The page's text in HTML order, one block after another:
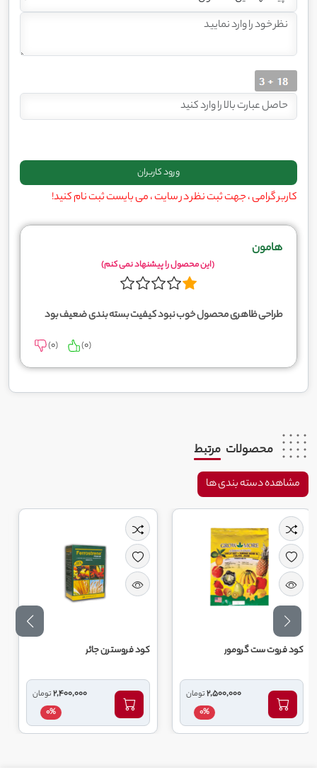
کاربر گرامی ، جهت ثبت نظر در سایت ، می بایست ثبت نام کنید!
هامون
(این محصول را پیشنهاد نمی کنم)
طراحی ظاهری محصول خوب نبود کیفیت بسته بندی ضعیف بود
(
0
) (
0
)
محصولات مرتبط
مشاهده دسته بندی ها
ست گرومور
2,500,000
تومان
کود فروسترن جائر
2,400,000
تومان